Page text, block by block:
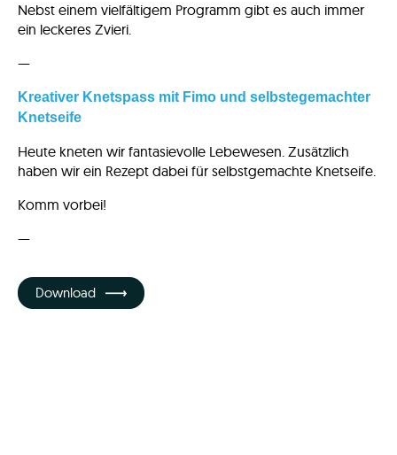
Nebst einem vielfältigem Programm gibt es auch immer
ein leckeres Zvieri.
—
Kreativer Knetspass mit Fimo und selbstegemachter
Knetseife
Heute kneten wir fantasievolle Lebewesen. Zusätzlich
haben wir ein Rezept dabei für selbstgemachte Knetseife.
Komm vorbei!
—
Download